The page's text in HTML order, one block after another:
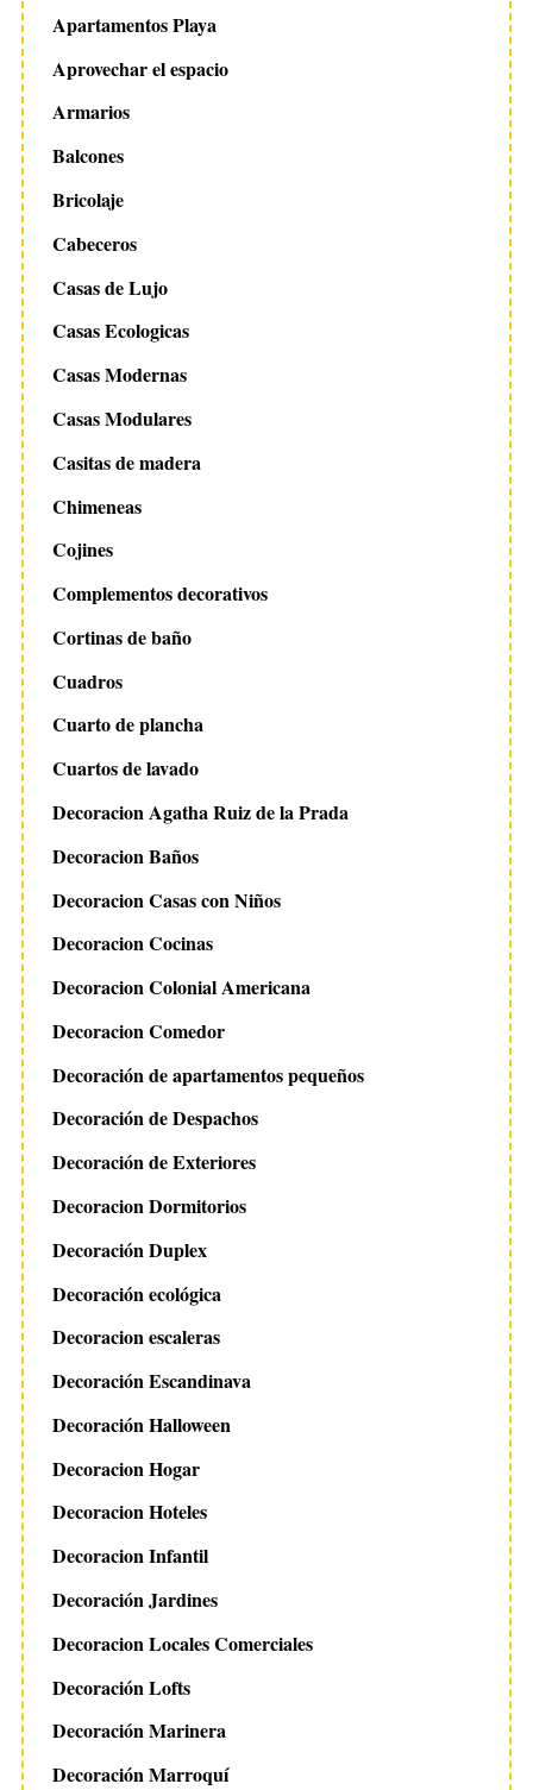
Apartamentos Playa
Aprovechar el espacio
Armarios
Balcones
Bricolaje
Cabeceros
Casas de Lujo
Casas Ecologicas
Casas Modernas
Casas Modulares
Casitas de madera
Chimeneas
Cojines
Complementos decorativos
Cortinas de baño
Cuadros
Cuarto de plancha
Cuartos de lavado
Decoracion Agatha Ruiz de la Prada
Decoracion Baños
Decoracion Casas con Niños
Decoracion Cocinas
Decoracion Colonial Americana
Decoracion Comedor
Decoración de apartamentos pequeños
Decoración de Despachos
Decoración de Exteriores
Decoracion Dormitorios
Decoración Duplex
Decoración ecológica
Decoracion escaleras
Decoración Escandinava
Decoración Halloween
Decoracion Hogar
Decoracion Hoteles
Decoracion Infantil
Decoración Jardines
Decoracion Locales Comerciales
Decoración Lofts
Decoración Marinera
Decoración Marroquí